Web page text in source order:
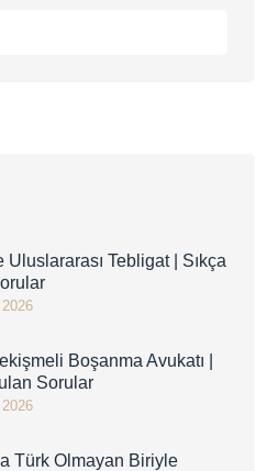
Uluslararası Tebligat | Sıkça
Boşanma Avukatı |
Sorular
Türk Olmayan Biriyle